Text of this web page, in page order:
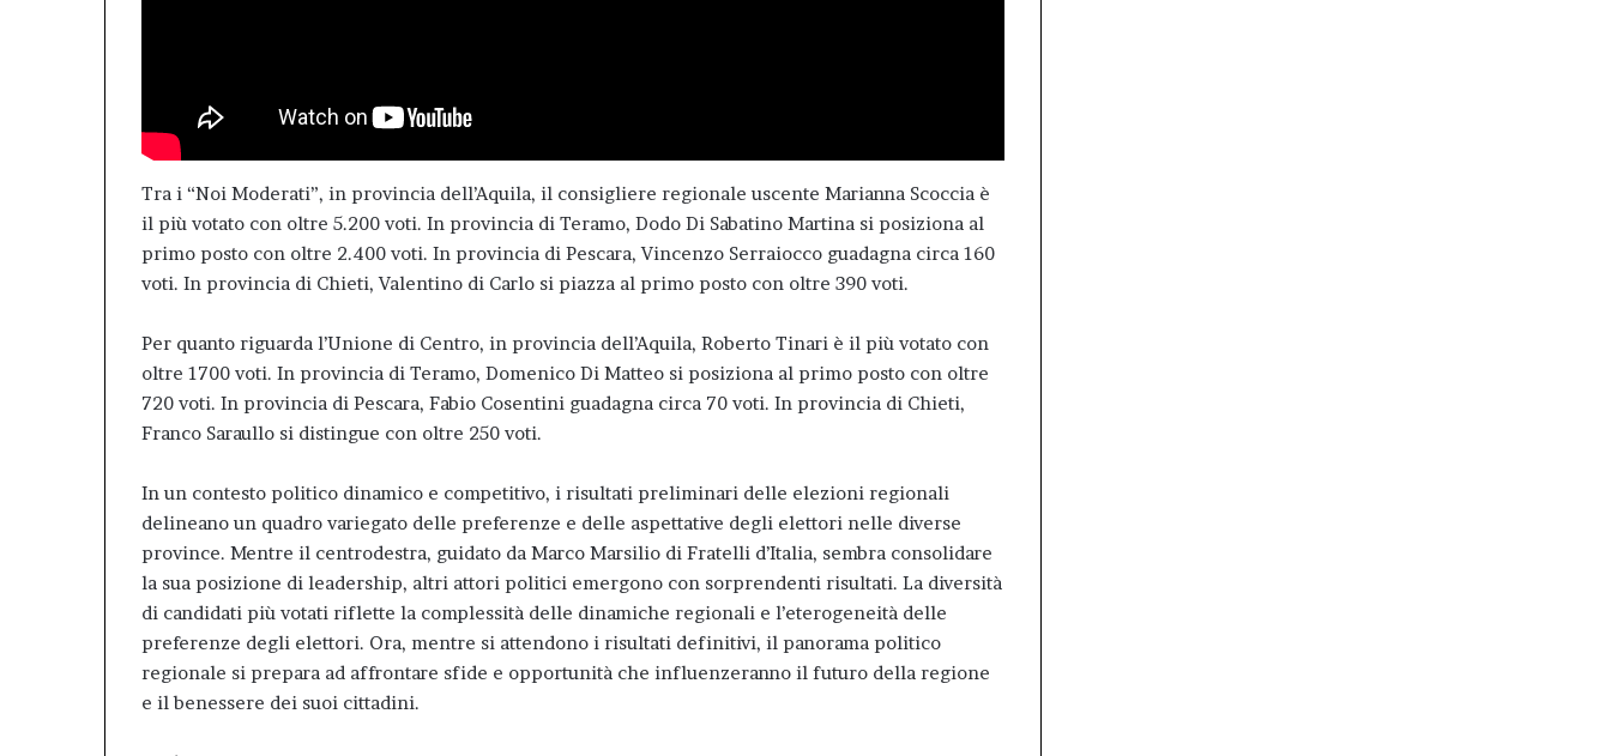
Tra i “Noi Moderati”, in provincia dell’Aquila, il consigliere regionale uscente Marianna Scoccia è
il più votato con oltre 5.200 voti. In provincia di Teramo, Dodo Di Sabatino Martina si posiziona al
primo posto con oltre 2.400 voti. In provincia di Pescara, Vincenzo Serraiocco guadagna circa 160
voti. In provincia di Chieti, Valentino di Carlo si piazza al primo posto con oltre 390 voti.
Per quanto riguarda l’Unione di Centro, in provincia dell’Aquila, Roberto Tinari è il più votato con
oltre 1700 voti. In provincia di Teramo, Domenico Di Matteo si posiziona al primo posto con oltre
720 voti. In provincia di Pescara, Fabio Cosentini guadagna circa 70 voti. In provincia di Chieti,
Franco Saraullo si distingue con oltre 250 voti.
In un contesto politico dinamico e competitivo, i risultati preliminari delle elezioni regionali
delineano un quadro variegato delle preferenze e delle aspettative degli elettori nelle diverse
province. Mentre il centrodestra, guidato da Marco Marsilio di Fratelli d’Italia, sembra consolidare
la sua posizione di leadership, altri attori politici emergono con sorprendenti risultati. La diversità
di candidati più votati riflette la complessità delle dinamiche regionali e l’eterogeneità delle
preferenze degli elettori. Ora, mentre si attendono i risultati definitivi, il panorama politico
regionale si prepara ad affrontare sfide e opportunità che influenzeranno il futuro della regione
e il benessere dei suoi cittadini.